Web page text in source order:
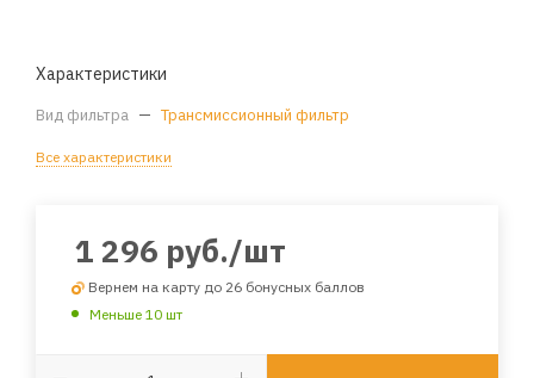
Характеристики
Вид фильтра — Трансмиссионный фильтр
Все характеристики
1 296 руб./шт
Вернем на карту до 26 бонусных баллов
Меньше 10 шт